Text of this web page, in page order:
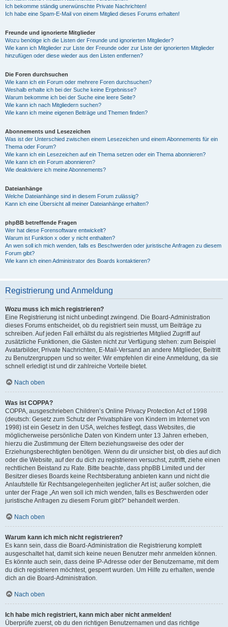
Ich bekomme ständig unerwünschte Private Nachrichten!
Ich habe eine Spam-E-Mail von einem Mitglied dieses Forums erhalten!
Freunde und ignorierte Mitglieder
Wozu benötige ich die Listen der Freunde und ignorierten Mitglieder?
Wie kann ich Mitglieder zur Liste der Freunde oder zur Liste der ignorierten Mitglieder
hinzufügen oder diese wieder aus den Listen entfernen?
Die Foren durchsuchen
Wie kann ich ein Forum oder mehrere Foren durchsuchen?
Weshalb erhalte ich bei der Suche keine Ergebnisse?
Warum bekomme ich bei der Suche eine leere Seite?
Wie kann ich nach Mitgliedern suchen?
Wie kann ich meine eigenen Beiträge und Themen finden?
Abonnements und Lesezeichen
Was ist der Unterschied zwischen einem Lesezeichen und einem Abonnements für ein
Thema oder Forum?
Wie kann ich ein Lesezeichen auf ein Thema setzen oder ein Thema abonnieren?
Wie kann ich ein Forum abonnieren?
Wie deaktiviere ich meine Abonnements?
Dateianhänge
Welche Dateianhänge sind in diesem Forum zulässig?
Kann ich eine Übersicht all meiner Dateianhänge erhalten?
phpBB betreffende Fragen
Wer hat diese Forensoftware entwickelt?
Warum ist Funktion x oder y nicht enthalten?
An wen soll ich mich wenden, falls es Beschwerden oder juristische Anfragen zu diesem
Forum gibt?
Wie kann ich einen Administrator des Boards kontaktieren?
Registrierung und Anmeldung
Wozu muss ich mich registrieren?
Eine Registrierung ist nicht unbedingt zwingend. Die Board-Administration
dieses Forums entscheidet, ob du registriert sein musst, um Beiträge zu
schreiben. Auf jeden Fall erhältst du als registriertes Mitglied Zugriff auf
zusätzliche Funktionen, die Gästen nicht zur Verfügung stehen: zum Beispiel
Avatarbilder, Private Nachrichten, E-Mail-Versand an andere Mitglieder, Beitritt
zu Benutzergruppen und so weiter. Wir empfehlen dir eine Anmeldung, da sie
schnell erledigt ist und dir zahlreiche Vorteile bietet.
Nach oben
Was ist COPPA?
COPPA, ausgeschrieben Children’s Online Privacy Protection Act of 1998
(deutsch: Gesetz zum Schutz der Privatsphäre von Kindern im Internet von
1998) ist ein Gesetz in den USA, welches festlegt, dass Websites, die
möglicherweise persönliche Daten von Kindern unter 13 Jahren erheben,
hierzu die Zustimmung der Eltern beziehungsweise des oder der
Erziehungsberechtigten benötigen. Wenn du dir unsicher bist, ob dies auf dich
oder die Website, auf der du dich zu registrieren versuchst, zutrifft, ziehe einen
rechtlichen Beistand zu Rate. Bitte beachte, dass phpBB Limited und der
Besitzer dieses Boards keine Rechtsberatung anbieten kann und nicht die
Anlaufstelle für Rechtsangelegenheiten jeglicher Art ist; außer solchen, die
unter der Frage „An wen soll ich mich wenden, falls es Beschwerden oder
juristische Anfragen zu diesem Forum gibt?“ behandelt werden.
Nach oben
Warum kann ich mich nicht registrieren?
Es kann sein, dass die Board-Administration die Registrierung komplett
ausgeschaltet hat, damit sich keine neuen Benutzer mehr anmelden können.
Es könnte auch sein, dass deine IP-Adresse oder der Benutzername, mit dem
du dich registrieren möchtest, gesperrt wurden. Um Hilfe zu erhalten, wende
dich an die Board-Administration.
Nach oben
Ich habe mich registriert, kann mich aber nicht anmelden!
Überprüfe zuerst, ob du den richtigen Benutzernamen und das richtige